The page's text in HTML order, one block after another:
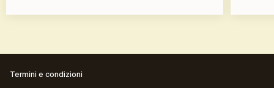
Termini e condizioni